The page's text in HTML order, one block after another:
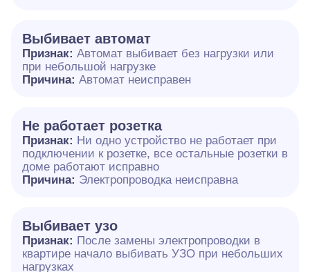
Выбивает автомат
Признак: Автомат выбивает без нагрузки или
при небольшой нагрузке
Причина: Автомат неисправен
Не работает розетка
Признак: Ни одно устройство не работает при
подключении к розетке, все остальные розетки в
доме работают исправно
Причина: Электропроводка неисправна
Выбивает узо
Признак: После замены электропроводки в
квартире начало выбивать УЗО при небольших
нагрузках